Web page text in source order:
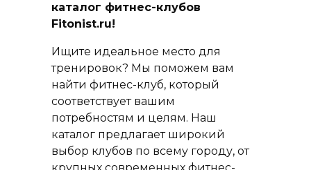
каталог фитнес-клубов
Fitonist.ru!
Ищите идеальное место для
тренировок? Мы поможем вам
найти фитнес-клуб, который
соответствует вашим
потребностям и целям. Наш
каталог предлагает широкий
выбор клубов по всему городу, от